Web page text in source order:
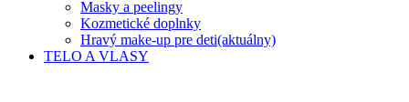
Masky a peelingy
Kozmetické doplnky
Hravý make-up pre deti(aktuálny)
TELO A VLASY